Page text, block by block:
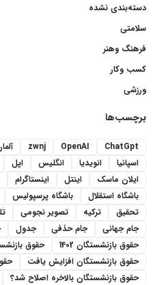
دسته‌بندی نشده
سلامتی
فرهنگ وهنر
کسب وکار
ورزشی
برچسب‌ها
ChatGpt
OpenAI
zwnj
اسپانیا
انویدیا انگلیس اپل
ایلان ماسک
اینتل اینستاگرام
باشگاه استقلال
باشگاه پرسپولیس
تحقیق
ترکیه تصویر نجومی
جام جهانی
جام حذفی جدول
حقوق بازنشستگان 1402
حقوق
حقوق بازنشستگان افزایش یافت
حقوق بازنشستگان بالاخره اصلاح شد؟